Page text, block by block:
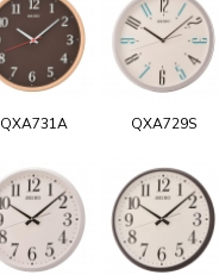
QXA731A QXA729S